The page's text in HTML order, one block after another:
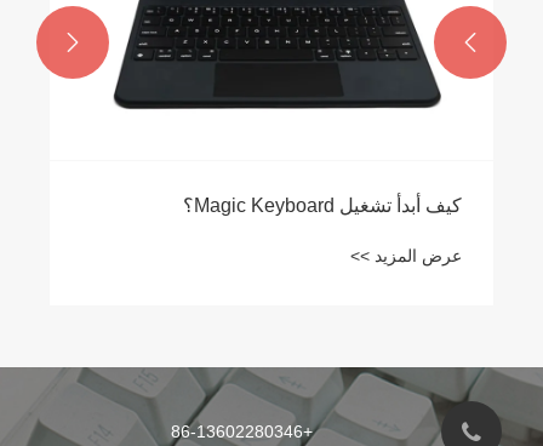
كيف أبدأ تشغيل Magic Keyboard؟
عرض المزيد >>


+86-13602280346